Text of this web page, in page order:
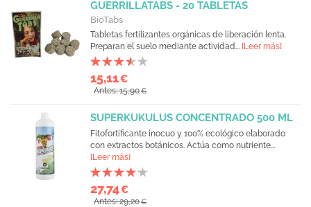
GUERRILLATABS - 20 TABLETAS
BioTabs
Tabletas fertilizantes orgánicas de liberación lenta.
Preparan el suelo mediante actividad... [Leer más]
15,11€
Antes: 15,90€
SUPERKUKULUS CONCENTRADO 500 ML
Fitofortificante inocuo y 100% ecológico elaborado
con extractos botánicos. Actúa como nutriente...
[Leer más]
27,74€
Antes: 29,20€